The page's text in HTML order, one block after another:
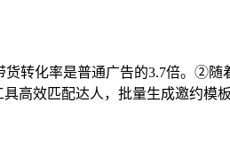
转化率是普通广告的3.7倍。②
效匹配达人，批量生成邀约模板